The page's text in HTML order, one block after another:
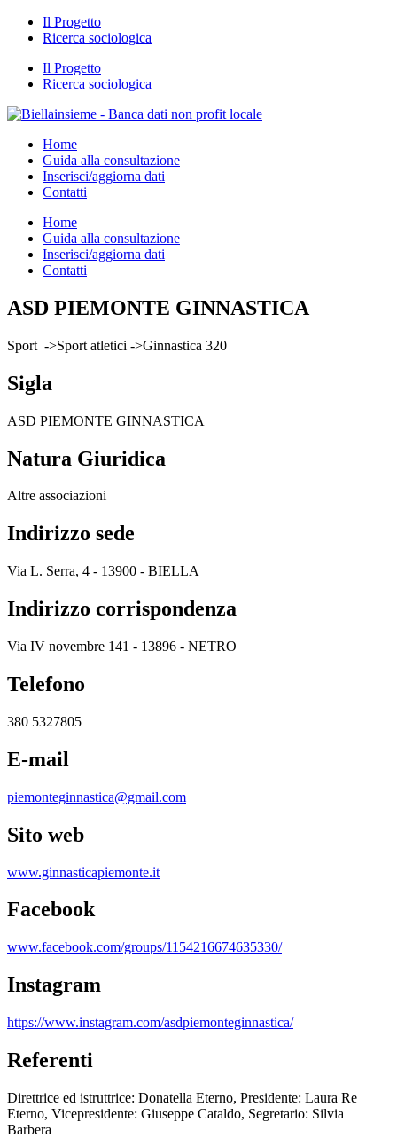
Il Progetto
Ricerca sociologica
Il Progetto
Ricerca sociologica
Home
Guida alla consultazione
Inserisci/aggiorna dati
Contatti
Home
Guida alla consultazione
Inserisci/aggiorna dati
Contatti
ASD PIEMONTE GINNASTICA
Sport ->Sport atletici ->Ginnastica 320
Sigla
ASD PIEMONTE GINNASTICA
Natura Giuridica
Altre associazioni
Indirizzo sede
Via L. Serra, 4 - 13900 - BIELLA
Indirizzo corrispondenza
Via IV novembre 141 - 13896 - NETRO
Telefono
380 5327805
E-mail
piemonteginnastica@gmail.com
Sito web
www.ginnasticapiemonte.it
Facebook
www.facebook.com/groups/1154216674635330/
Instagram
https://www.instagram.com/asdpiemonteginnastica/
Referenti
Direttrice ed istruttrice: Donatella Eterno, Presidente: Laura Re
Eterno, Vicepresidente: Giuseppe Cataldo, Segretario: Silvia
Barbera